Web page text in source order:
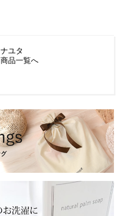
ナユタ
商品一覧へ